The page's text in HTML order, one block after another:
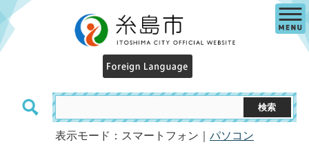
表示モード：スマートフォン｜ パソコン